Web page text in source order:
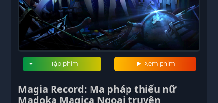
Xem phim
Tập phim
Magia Record: Ma pháp thiếu nữ
Madoka Magica Ngoại truyện